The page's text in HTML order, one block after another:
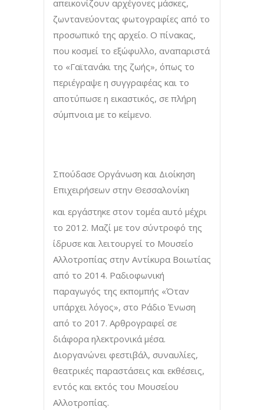
απεικονίζουν αρχέγονες μάσκες,
ζωντανεύοντας φωτογραφίες από το
προσωπικό της αρχείο. Ο πίνακας,
που κοσμεί το εξώφυλλο, αναπαριστά
το «Γαϊτανάκι της ζωής», όπως το
περιέγραψε η συγγραφέας και το
αποτύπωσε η εικαστικός, σε πλήρη
σύμπνοια με το κείμενο.
Σπούδασε Οργάνωση και Διοίκηση
Επιχειρήσεων στην Θεσσαλονίκη
και εργάστηκε στον τομέα αυτό μέχρι
το 2012. Μαζί με τον σύντροφό της
ίδρυσε και λειτουργεί το Μουσείο
Αλλοτροπίας στην Αντίκυρα Βοιωτίας
από το 2014. Ραδιοφωνική
παραγωγός της εκπομπής «Όταν
υπάρχει λόγος», στο Ράδιο Ένωση
από το 2017. Αρθρογραφεί σε
διάφορα ηλεκτρονικά μέσα.
Διοργανώνει φεστιβάλ, συναυλίες,
θεατρικές παραστάσεις και εκθέσεις,
εντός και εκτός του Μουσείου
Αλλοτροπίας.